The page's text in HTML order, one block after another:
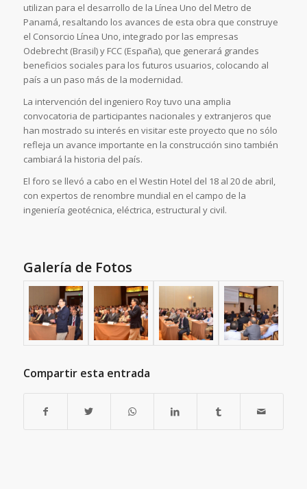
utilizan para el desarrollo de la Línea Uno del Metro de
Panamá, resaltando los avances de esta obra que construye
el Consorcio Línea Uno, integrado por las empresas
Odebrecht (Brasil) y FCC (España), que generará grandes
beneficios sociales para los futuros usuarios, colocando al
país a un paso más de la modernidad.
La intervención del ingeniero Roy tuvo una amplia
convocatoria de participantes nacionales y extranjeros que
han mostrado su interés en visitar este proyecto que no sólo
refleja un avance importante en la construcción sino también
cambiará la historia del país.
El foro se llevó a cabo en el Westin Hotel del 18 al 20 de abril,
con expertos de renombre mundial en el campo de la
ingeniería geotécnica, eléctrica, estructural y civil.
Galería de Fotos
Compartir esta entrada